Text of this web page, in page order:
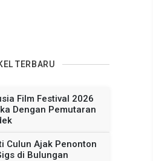
TERBARU
Film Festival 2026
Dengan Pemutaran
Culun Ajak Penonton
di Bulungan